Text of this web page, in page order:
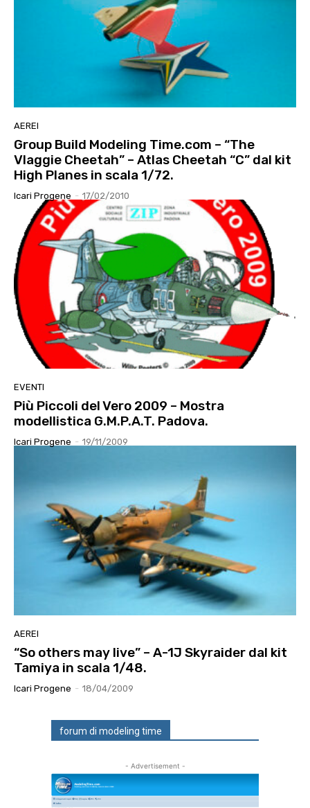
AEREI
Group Build Modeling Time.com – “The
Vlaggie Cheetah” – Atlas Cheetah “C” dal kit
High Planes in scala 1/72.
Icari Progene - 17/02/2010
EVENTI
Più Piccoli del Vero 2009 – Mostra
modellistica G.M.P.A.T. Padova.
Icari Progene - 19/11/2009
AEREI
“So others may live” – A-1J Skyraider dal kit
Tamiya in scala 1/48.
Icari Progene - 18/04/2009
forum di modeling time
- Advertisement -